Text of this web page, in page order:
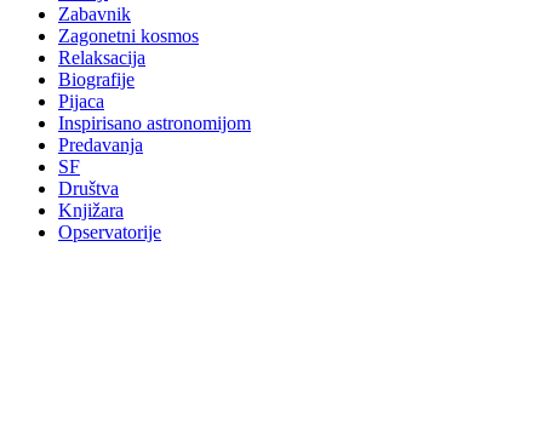
Zabavnik
Zagonetni kosmos
Relaksacija
Biografije
Pijaca
Inspirisano astronomijom
Predavanja
SF
Društva
Knjižara
Opservatorije